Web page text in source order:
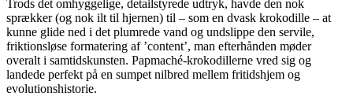
Trods det omhyggelige, detailstyrede udtryk, havde den nok
sprækker (og nok ilt til hjernen) til – som en dvask krokodille – at
kunne glide ned i det plumrede vand og undslippe den servile,
friktionsløse formatering af ’content’, man efterhånden møder
overalt i samtidskunsten. Papmaché-krokodillerne vred sig og
landede perfekt på en sumpet nilbred mellem fritidshjem og
evolutionshistorie.